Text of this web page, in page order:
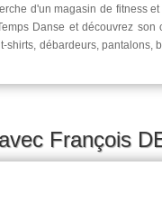
d'un magasin de fitness
Danse et découvrez son
shirts, débardeurs, pantalons,
François